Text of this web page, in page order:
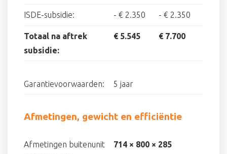
ISDE-subsidie: - € 2.350 - € 2.350
Totaal na aftrek
subsidie:
€ 5.545 € 7.700
Garantievoorwaarden: 5 jaar
Afmetingen, gewicht en efficiëntie
Afmetingen buitenunit
714 × 800 × 285